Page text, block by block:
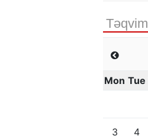
Təqvim
Mon Tue
3 4